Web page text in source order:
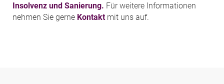
Insolvenz und Sanierung. Für weitere Informationen
nehmen Sie gerne Kontaktmit uns auf.